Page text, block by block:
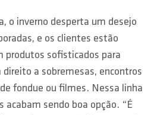
o inverno desperta um desejo
e os clientes estão
produtos sofisticados para
a sobremesas, encontros
fondue ou filmes. Nessa linha
acabam sendo boa opção. “É